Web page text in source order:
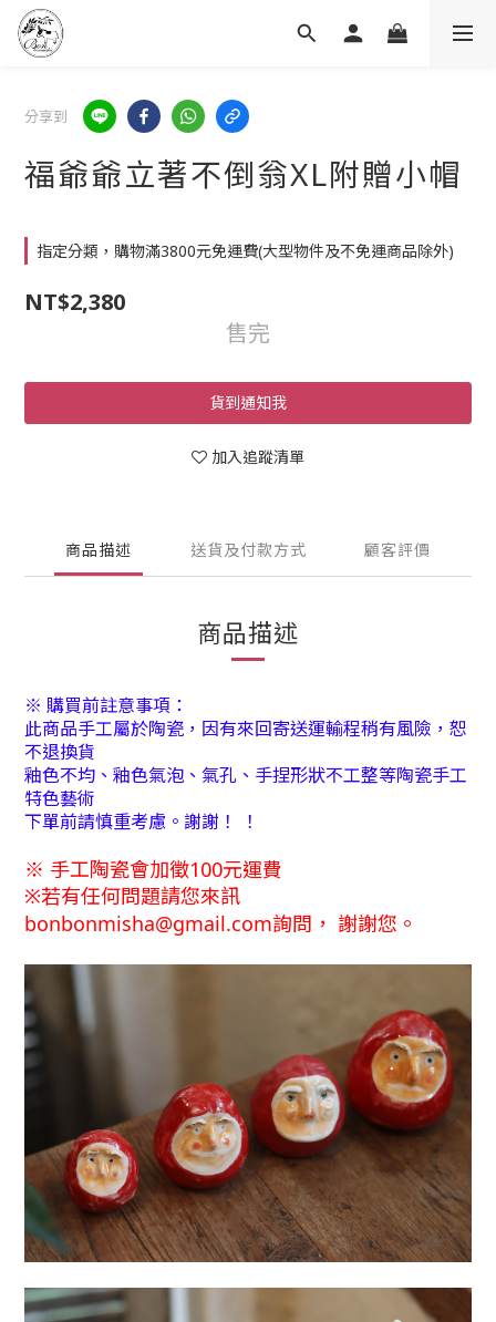
分享到
福爺爺立著不倒翁XL附贈小帽
指定分類，購物滿3800元免運費(大型物件及不免運商品除外)
NT$2,380
售完
貨到通知我
加入追蹤清單
商品描述 送貨及付款方式 顧客評價
商品描述
※ 購買前註意事項：
此商品手工屬於陶瓷，因有來回寄送運輸程稍有風險，恕
不退換貨
釉色不均、釉色氣泡、氣孔、手捏形狀不工整等陶瓷手工
特色藝術
下單前請慎重考慮。謝謝！ ！
※ 手工陶瓷會加徵100元運費
※若有任何問題請您來訊
bonbonmisha@gmail.com詢問 ， 謝謝您。